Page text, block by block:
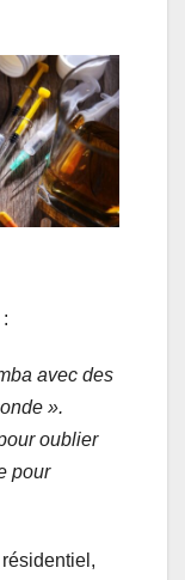
avec des
».
oublier
pour